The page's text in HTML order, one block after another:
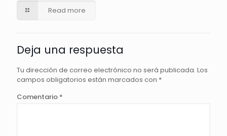
Read more
Deja una respuesta
Tu dirección de correo electrónico no será publicada. Los
campos obligatorios están marcados con *
Comentario *